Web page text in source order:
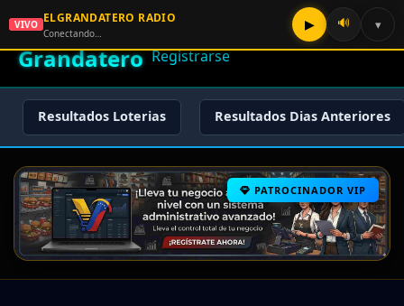
🌟 El
Grandatero
🔑 Iniciar Sesión
📝
Registrarse
Resultados Loterias Resultados Dias Anteriores
PATROCINADOR VIP
VIVO ELGRANDATERO RADIO
Conectando…
▶ 🔊 ▾